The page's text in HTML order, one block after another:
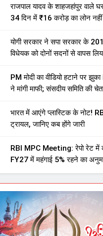
राजपाल यादव के शाहजहांपुर वाले
34 दिन में ₹16 करोड़ का लोन नहीं
योगी सरकार ने सपा सरकार के
विधेयक को दोनों सदनों से वापस
PM मोदी का वीडियो हटाने पर
ने मांगी माफी; संसदीय समिति की
भारत में आएंगे प्लास्टिक के नोट!
ट्रायल, जानिए कब होंगे जारी
RBI MPC Meeting: रेपो रेट में
FY27 में महंगाई 5% रहने का
अलर्ट